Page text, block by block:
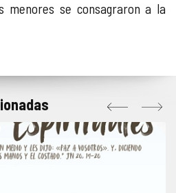
menores se consagraron a la